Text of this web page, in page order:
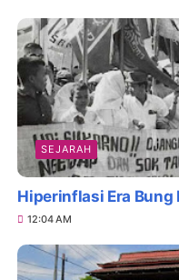
SEJARAH
Hiperinflasi Era Bung
12:04 AM